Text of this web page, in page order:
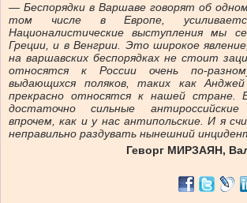
— Беспорядки в Варшаве говорят об
том числе в Европе,
Националистические выступления мы
Греции, и в Венгрии. Это широкое
на варшавских беспорядках не стоит
относятся к России очень по-
выдающихся поляков, таких как
прекрасно относятся к нашей
достаточно сильные
впрочем, как и у нас антипольские. И я
неправильно раздувать нынешний
Геворг МИРЗАЯН,